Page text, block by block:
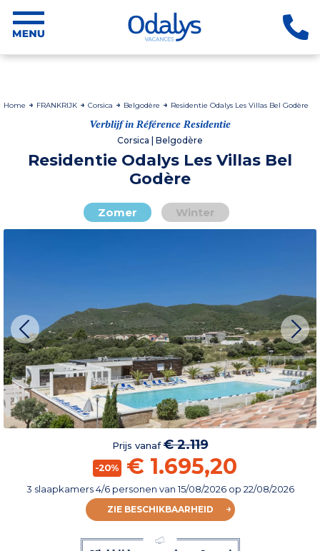
Home FRANKRIJK Corsica Belgodère Residentie Odalys Les Villas Bel Godère
Verblijf in Référence Residentie
Corsica | Belgodère
Residentie Odalys Les Villas Bel
Godère
Zomer Winter
Prijs vanaf€ 2.119
-20% € 1.695,20
3 slaapkamers 4/6 personen van15/08/2026op 22/08/2026
ZIE BESCHIKBAARHEID